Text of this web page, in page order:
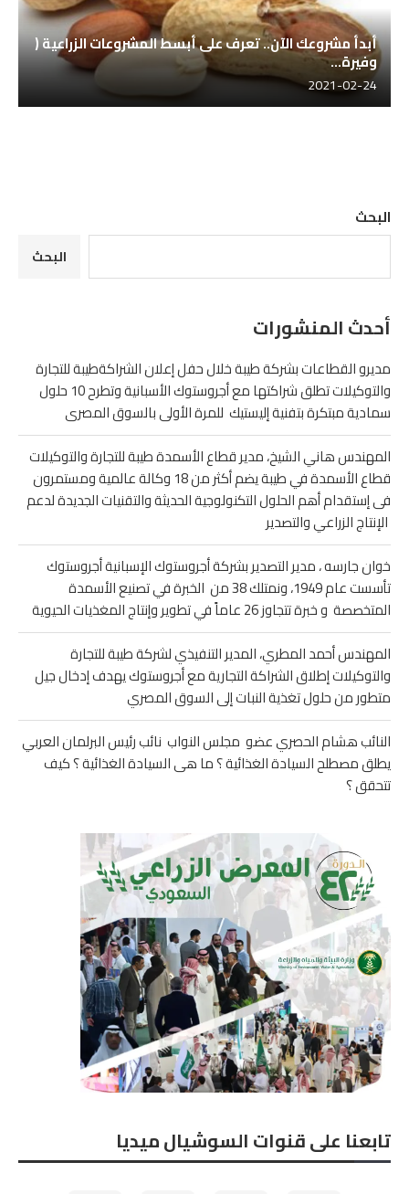
أبدأ مشروعك الآن.. تعرف على أبسط المشروعات الزراعية (
وفيرة...
2021-02-24
البحث
البحث
أحدث المنشورات
مديرو القطاعات بشركة طيبة خلال حفل إعلان الشراكةطيبة للتجارة
والتوكيلات تطلق شراكتها مع أجروستوك الأسبانية وتطرح 10 حلول
سمادية مبتكرة بتفنية إليستيك للمرة الأولى بالسوق المصرى
المهندس هاني الشيخ، مدير قطاع الأسمدة طيبة للتجارة والتوكيلات
قطاع الأسمدة في طيبة يضم أكثر من 18 وكالة عالمية ومستمرون
فى إستقدام أهم الحلول التكنولوجية الحديثة والتقنيات الجديدة لدعم
الإنتاج الزراعي والتصدير
خوان جارسه ، مدير التصدير بشركة أجروستوك الإسبانية أجروستوك
تأسست عام 1949، ونمتلك 38 من الخبرة في تصنيع الأسمدة
المتخصصة و خبرة تتجاوز 26 عاماً في تطوير وإنتاج المغذيات الحيوية
المهندس أحمد المطري، المدير التنفيذي لشركة طيبة للتجارة
والتوكيلات إطلاق الشراكة التجارية مع أجروستوك يهدف إدخال جيل
متطور من حلول تغذية النبات إلى السوق المصري
النائب هشام الحصري عضو مجلس النواب نائب رئيس البرلمان العربي
يطلق مصطلح السيادة الغذائية ؟ ما هى السيادة الغذائية ؟ كيف
تتحقق ؟
تابعنا على قنوات السوشيال ميديا